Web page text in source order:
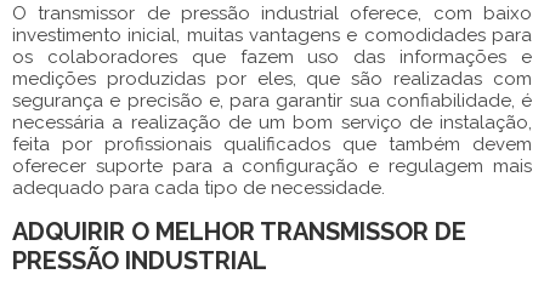
Otransmissor de pressão industrial
oferece, com baixo
investimento inicial, muitas vantagens e comodidades para
os colaboradores que fazem uso das informações e
medições produzidas por eles, que são realizadas com
segurança e precisão e, para garantir sua confiabilidade, é
necessária a realização de um bom serviço de instalação,
feita por profissionais qualificados que também devem
oferecer suporte para a configuração e regulagem mais
adequado para cada tipo de necessidade.
ADQUIRIR O MELHOR TRANSMISSOR DE
PRESSÃO INDUSTRIAL